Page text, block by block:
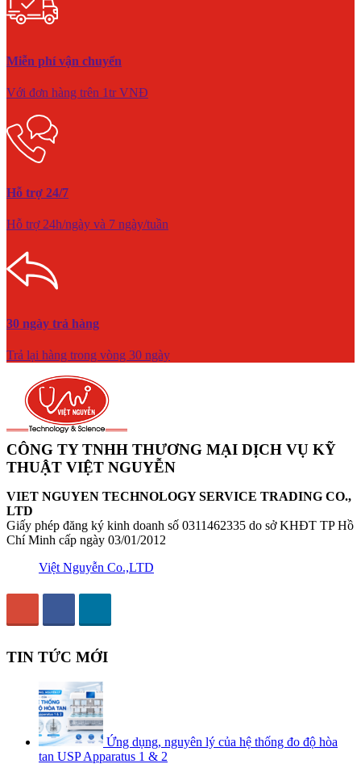
Miễn phí vận chuyển
Với đơn hàng trên 1tr VNĐ
Hỗ trợ 24/7
Hỗ trợ 24h/ngày và 7 ngày/tuần
30 ngày trả hàng
Trả lại hàng trong vòng 30 ngày
CÔNG TY TNHH THƯƠNG MẠI DỊCH VỤ KỸ
THUẬT VIỆT NGUYỄN
VIET NGUYEN TECHNOLOGY SERVICE TRADING CO.,
LTD
Giấy phép đăng ký kinh doanh số 0311462335 do sở KHĐT TP Hồ
Chí Minh cấp ngày 03/01/2012
Việt Nguyễn Co.,LTD
TIN TỨC MỚI
Ứng dụng, nguyên lý của hệ thống đo độ hòa
tan USP Apparatus 1 & 2